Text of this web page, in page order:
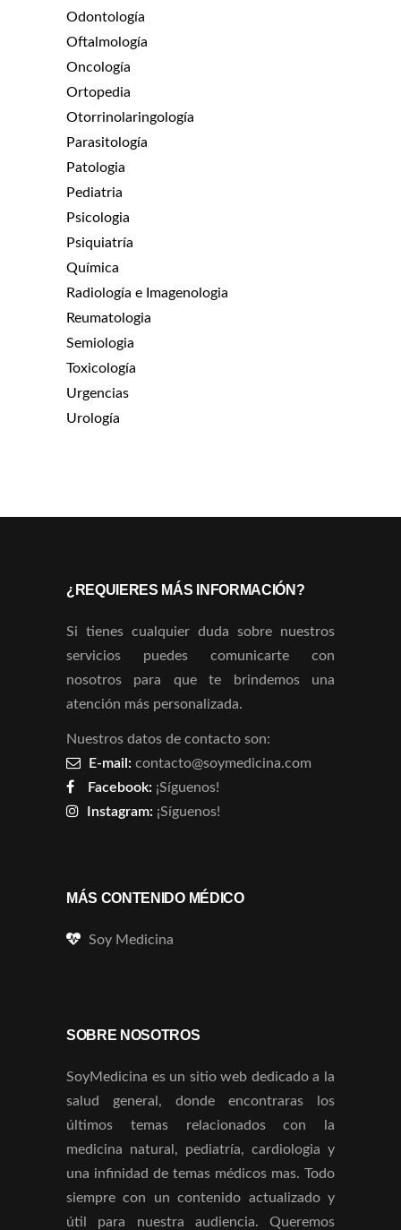
Odontología
Oftalmología
Oncología
Ortopedia
Otorrinolaringología
Parasitología
Patologia
Pediatria
Psicologia
Psiquiatría
Química
Radiología e Imagenologia
Reumatologia
Semiologia
Toxicología
Urgencias
Urología
¿REQUIERES MÁS INFORMACIÓN?
Si tienes cualquier duda sobre nuestros
servicios puedes comunicarte con
nosotros para que te brindemos una
atención más personalizada.
Nuestros datos de contacto son:
E-mail: contacto@soymedicina.com
Facebook: ¡Síguenos!
Instagram: ¡Síguenos!
MÁS CONTENIDO MÉDICO
Soy Medicina
SOBRE NOSOTROS
SoyMedicina es un sitio web dedicado a la
salud general, donde encontraras los
últimos temas relacionados con la
medicina natural, pediatría, cardiologia y
una infinidad de temas médicos mas. Todo
siempre con un contenido actualizado y
útil para nuestra audiencia. Queremos